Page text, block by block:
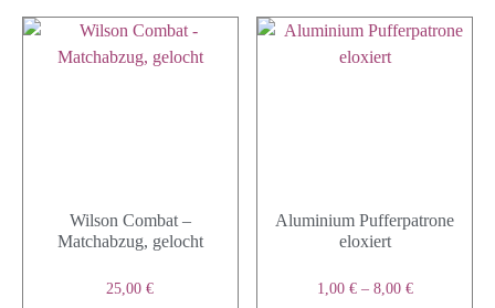
Wilson Combat –
Matchabzug, gelocht
25,00€
Aluminium Pufferpatrone
eloxiert
1,00 €– 8,00 €